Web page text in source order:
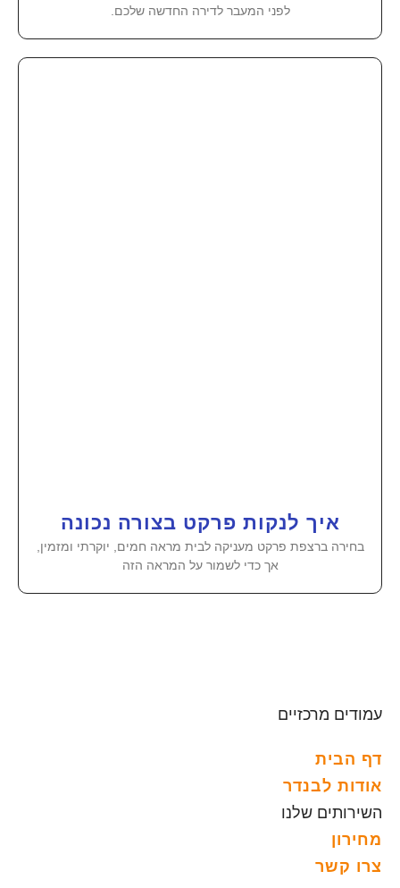
לפני המעבר לדירה החדשה שלכם.
איך לנקות פרקט בצורה נכונה
בחירה ברצפת פרקט מעניקה לבית מראה חמים, יוקרתי ומזמין,
אך כדי לשמור על המראה הזה
עמודים מרכזיים
דף הבית
אודות לבנדר
השירותים שלנו
מחירון
צרו קשר